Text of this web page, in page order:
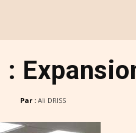
:
Par : Ali DRISS